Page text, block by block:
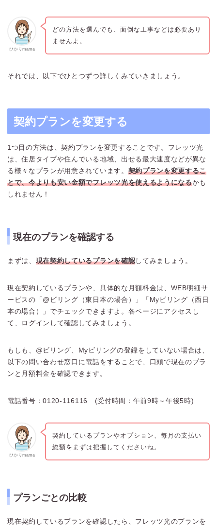
ひかりmama
どの方法を選んでも、面倒な工事などは必要あり
ませんよ。
それでは、以下でひとつずつ詳しくみていきましょう。
契約プランを変更する
1つ目の方法は、契約プランを変更することです。フレッツ光
は、住居タイプや住んでいる地域、出せる最大速度などが異な
る様々なプランが用意されています。 契約プランを変更するこ
とで、今よりも安い金額でフレッツ光を使えるようになるかも
しれません！
現在のプランを確認する
まずは、 現在契約しているプランを確認してみましょう。
現在契約しているプランや、具体的な月額料金は、WEB明細サ
ービスの「@ビリング（東日本の場合）」「Myビリング（西日
本の場合）」でチェックできますよ。各ページにアクセスし
て、ログインして確認してみましょう。
もしも、@ビリング、Myビリングの登録をしていない場合は、
以下の問い合わせ窓口に電話をすることで、口頭で現在のプラ
ンと月額料金を確認できます。
電話番号：0120-116116 (受付時間：午前9時～午後5時)
ひかりmama
契約しているプランやオプション、毎月の支払い
総額をまずは把握してくださいね。
プランごとの比較
現在契約しているプランを確認したら、フレッツ光のプランを